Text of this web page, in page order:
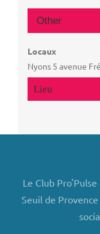
Other
Locaux
Nyons 5 avenue
Le Club
Seuil de